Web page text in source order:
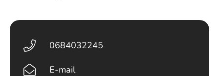
0684032245
E-mail